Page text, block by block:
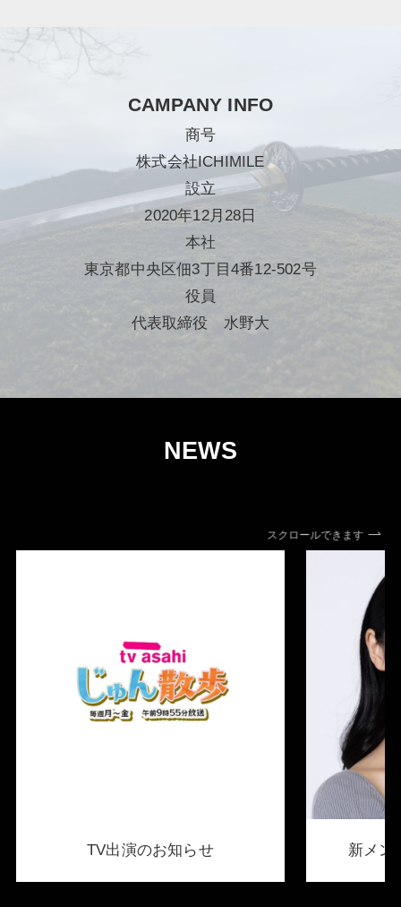
CAMPANY INFO
商号
株式会社ICHIMILE
設立
2020年12月28日
本社
東京都中央区佃3丁目4番12-502号
役員
代表取締役 水野大
NEWS
スクロールできます
TV出演のお知らせ 新メン